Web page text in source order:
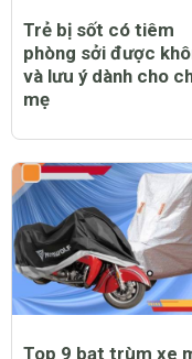
Trẻ bị sốt có tiêm
phòng sởi được
và lưu ý dành cho
mẹ
Top 9 bạt trùm xe